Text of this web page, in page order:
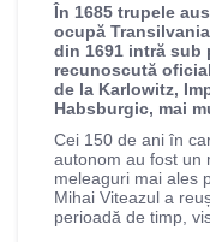
În 1685 trupele
ocupă
din 1691 intră sub
recunoscută
de la Karlowitz,
Habsburgic, mai
Cei 150 de ani în
autonom au fost un
meleaguri mai ales
Mihai Viteazul a
perioadă de timp,